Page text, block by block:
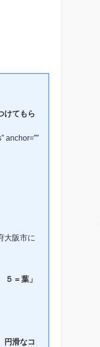
けてもら
anchor=””
大阪市に
= 葉」
円滑なコ